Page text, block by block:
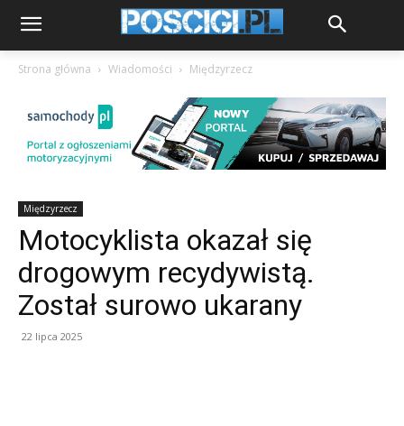
Strona główna Wiadomości Międzyrzecz
Międzyrzecz
Motocyklista okazał się
drogowym recydywistą.
Został surowo ukarany
22 lipca 2025